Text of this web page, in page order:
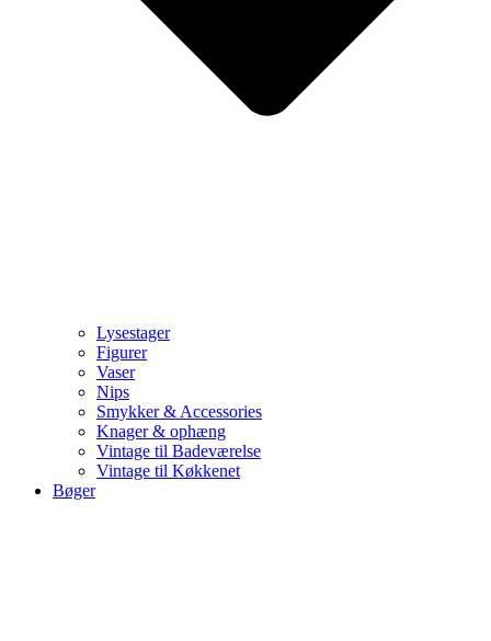
Lysestager
Figurer
Vaser
Nips
Smykker & Accessories
Knager & ophæng
Vintage til Badeværelse
Vintage til Køkkenet
Bøger